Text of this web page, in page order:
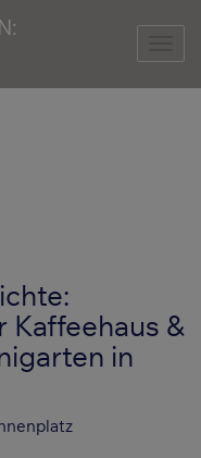
Kaffeehaus &
in